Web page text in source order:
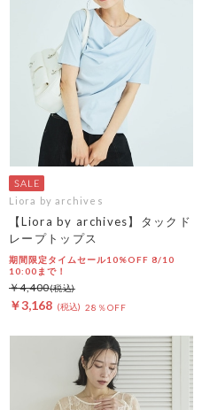
Liora by archives
【Liora by archives】タックド
レープトップス
期間限定タイムセール10%OFF 8/10
10:00まで！
￥3,168 28％OFF
￥4,400